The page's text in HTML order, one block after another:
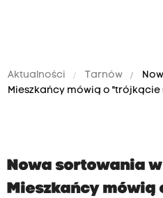
Aktualności Tarnów
Mieszkańcy mówią o "trójkącie
Nowa sortowania
Mieszkańcy mówią